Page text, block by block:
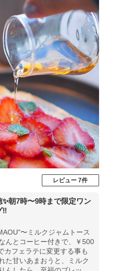
レビュー 7件
朝7時〜9時まで限定ワン
‼️
〜ミルクジャムトース
んとコーヒー付きで、￥500
フェラテに変更する事も
た甘いあまおうと、ミルク